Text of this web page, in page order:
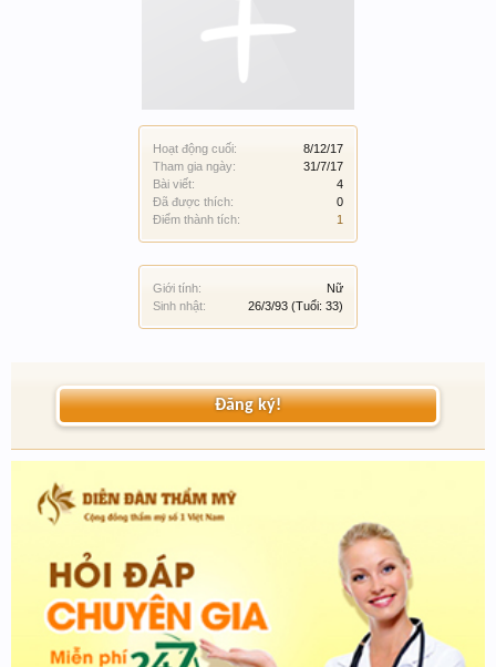
Hoạt động cuối:
8/12/17
Tham gia ngày:
31/7/17
Bài viết:
4
Đã được thích:
0
Điểm thành tích:
1
Giới tính:
Nữ
Sinh nhật:
26/3/93 (Tuổi: 33)
Đăng ký!